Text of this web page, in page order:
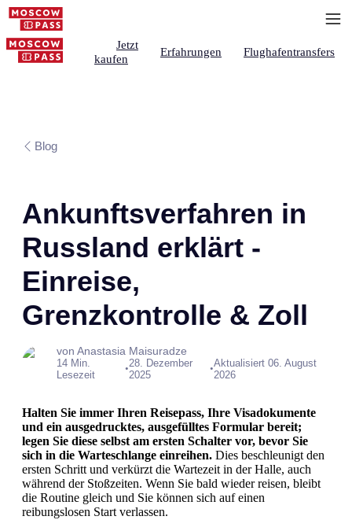
Jetzt
kaufen
Erfahrungen Flughafentransfers
Blog
Ankunftsverfahren in
Russland erklärt -
Einreise,
Grenzkontrolle & Zoll
von Anastasia Maisuradze
14 Min.
Lesezeit
•28. Dezember
2025
•Aktualisiert 06. August
2026
Halten Sie immer Ihren Reisepass, Ihre Visadokumente
und ein ausgedrucktes, ausgefülltes Formular bereit;
legen Sie diese selbst am ersten Schalter vor, bevor Sie
sich in die Warteschlange einreihen. Dies beschleunigt den
ersten Schritt und verkürzt die Wartezeit in der Halle, auch
während der Stoßzeiten. Wenn Sie bald wieder reisen, bleibt
die Routine gleich und Sie können sich auf einen
reibungslosen Start verlassen.